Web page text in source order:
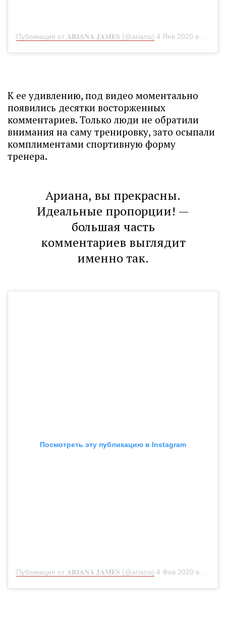
Публикация от 𝐀𝐑𝐈𝐀𝐍𝐀 𝐉𝐀𝐌𝐄𝐒 (@ariana) 4 Янв 2020 в 7:28 PST
К ее удивлению, под видео моментально
появились десятки восторженных
комментариев. Только люди не обратили
внимания на саму тренировку, зато осыпали
комплиментами спортивную форму
тренера.
Ариана, вы прекрасны.
Идеальные пропорции! —
большая часть
комментариев выглядит
именно так.
Посмотреть эту публикацию в Instagram
Публикация от 𝐀𝐑𝐈𝐀𝐍𝐀 𝐉𝐀𝐌𝐄𝐒 (@ariana) 4 Фев 2020 в 3:58 PST